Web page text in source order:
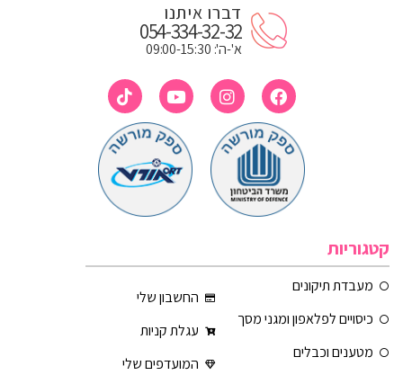
דברו איתנו
054-334-32-32
א'-ה': 09:00-15:30
קטגוריות
מעבדת תיקונים
כיסויים לפלאפון ומגני מסך
מטענים וכבלים
החשבון שלי
עגלת קניות
המועדפים שלי